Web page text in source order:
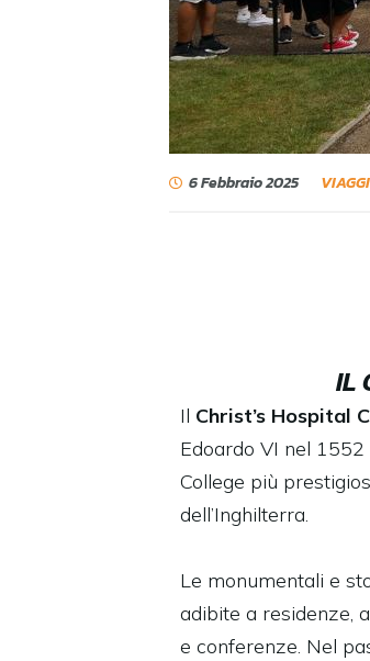
6 Febbraio 2025
IL
Il Christ’s Hospital
Edoardo VI nel
College più
dell’Inghilterra.
Le monumentali e
adibite a residenze,
e conferenze. Nel